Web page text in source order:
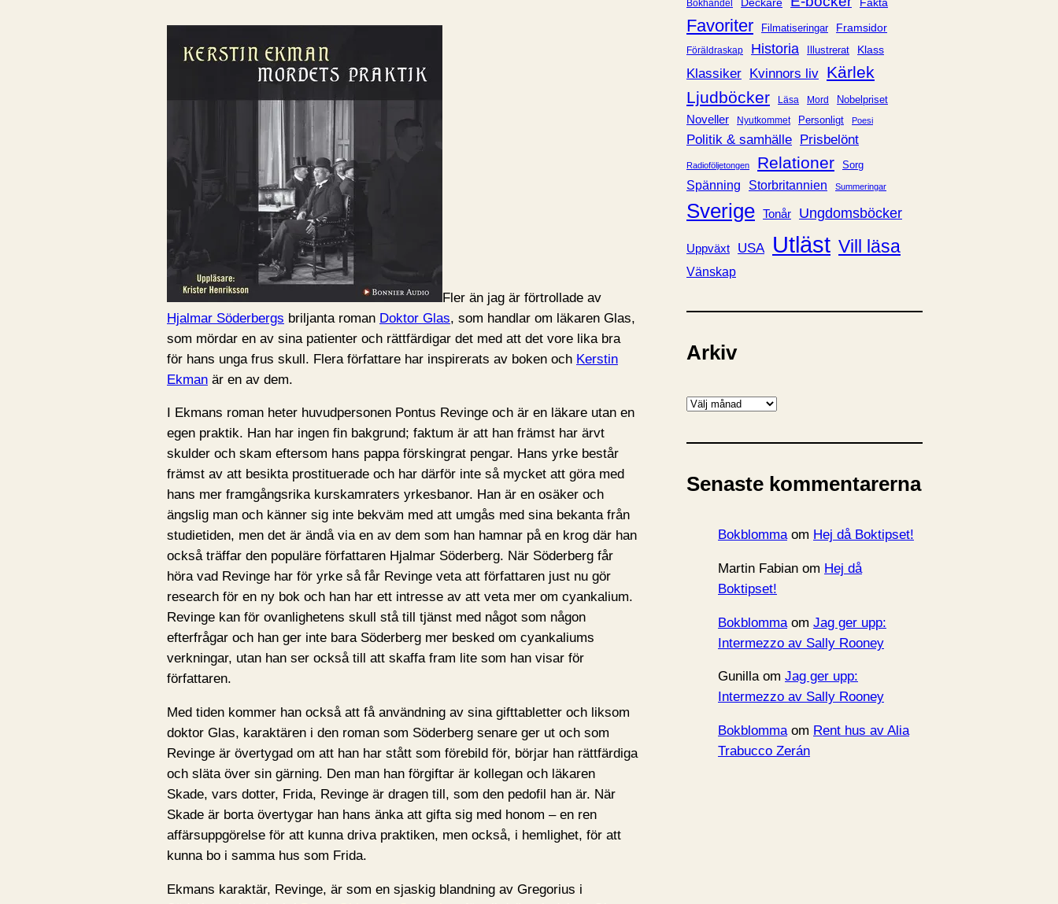
Fler än jag är förtrollade av
Hjalmar Söderbergs briljanta roman Doktor Glas, som handlar om läkaren Glas,
som mördar en av sina patienter och rättfärdigar det med att det vore lika bra
för hans unga frus skull. Flera författare har inspirerats av boken och Kerstin
Ekman är en av dem.
I Ekmans roman heter huvudpersonen Pontus Revinge och är en läkare utan en
egen praktik. Han har ingen fin bakgrund; faktum är att han främst har ärvt
skulder och skam eftersom hans pappa förskingrat pengar. Hans yrke består
främst av att besikta prostituerade och har därför inte så mycket att göra med
hans mer framgångsrika kurskamraters yrkesbanor. Han är en osäker och
ängslig man och känner sig inte bekväm med att umgås med sina bekanta från
studietiden, men det är ändå via en av dem som han hamnar på en krog där han
också träffar den populäre författaren Hjalmar Söderberg. När Söderberg får
höra vad Revinge har för yrke så får Revinge veta att författaren just nu gör
research för en ny bok och han har ett intresse av att veta mer om cyankalium.
Revinge kan för ovanlighetens skull stå till tjänst med något som någon
efterfrågar och han ger inte bara Söderberg mer besked om cyankaliums
verkningar, utan han ser också till att skaffa fram lite som han visar för
författaren.
Med tiden kommer han också att få användning av sina gifttabletter och liksom
doktor Glas, karaktären i den roman som Söderberg senare ger ut och som
Revinge är övertygad om att han har stått som förebild för, börjar han rättfärdiga
och släta över sin gärning. Den man han förgiftar är kollegan och läkaren
Skade, vars dotter, Frida, Revinge är dragen till, som den pedofil han är. När
Skade är borta övertygar han hans änka att gifta sig med honom – en ren
affärsuppgörelse för att kunna driva praktiken, men också, i hemlighet, för att
kunna bo i samma hus som Frida.
Ekmans karaktär, Revinge, är som en sjaskig blandning av Gregorius i
e
r
Bokhandel
Favoriter Filmatiseringar Framsidor
Föräldraskap Historia Illustrerat Klass
Klassiker Kvinnors liv Kärlek
Ljudböcker
Läsa Mord Nobelpriset
Noveller Nyutkommet Personligt Poesi
Politik & samhälle Prisbelönt
Radioföljetongen Relationer Sorg
Spänning Storbritannien Summeringar
Sverige Tonår Ungdomsböcker
Uppväxt USA Utläst Vill läsa
Vänskap
Arkiv
A
k
v
Senaste kommentarerna
Bokblommaom Hej då Boktipset!
Martin Fabian om Hej då
Boktipset!
Bokblomma om Jag ger upp:
Intermezzo av Sally Rooney
Gunillaom Jag ger upp:
Intermezzo av Sally Rooney
Bokblommaom Rent hus av Alia
Trabucco Zerán